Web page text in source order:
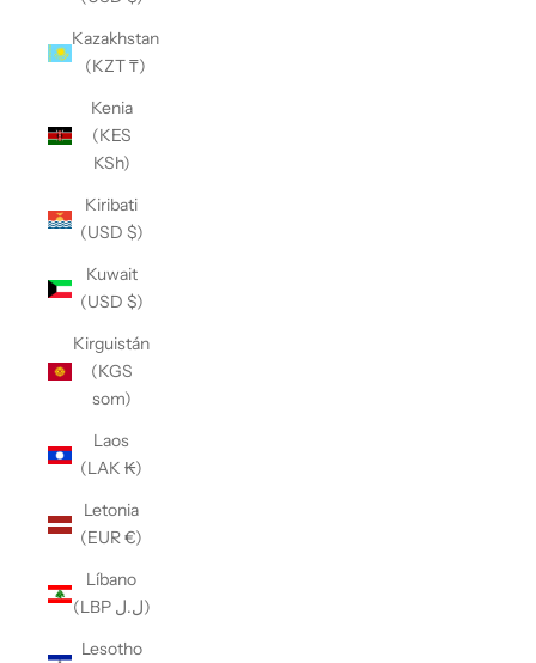
Kazakhstan
(KZT ₸)
Kenia
(KES
KSh)
Kiribati
(USD $)
Kuwait
(USD $)
Kirguistán
(KGS
som)
Laos
(LAK ₭)
Letonia
(EUR €)
Líbano
(LBP ل.ل)
Lesotho